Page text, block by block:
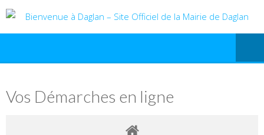
Vos Démarches en ligne